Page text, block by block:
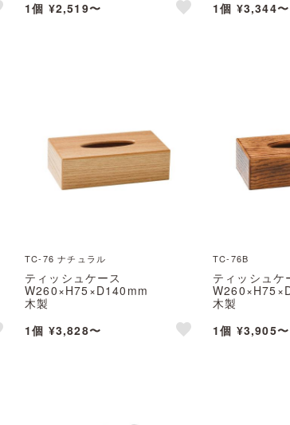
1個 ¥2,519〜
1個 ¥3,344〜
TC-76 ナチュラル
ティッシュケース
W260×H75×D140mm
木製
(Aim)
1個 ¥3,828〜
TC-76B
ティッシュケ
木製
1個 ¥3,905〜